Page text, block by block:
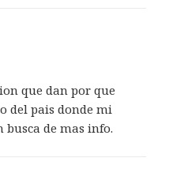
que dan por que
del pais donde mi
busca de mas info.